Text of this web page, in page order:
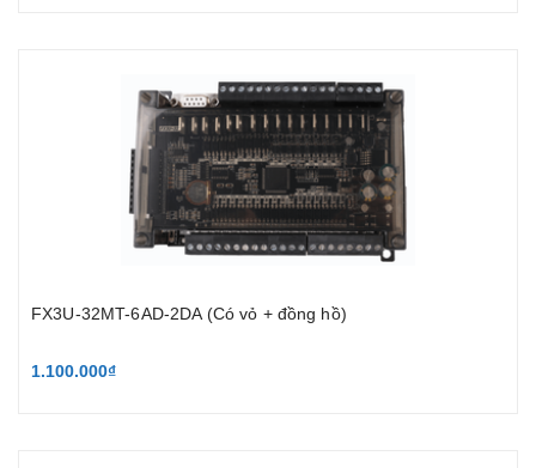
FX3U-32MT-6AD-2DA (Có vỏ + đồng hồ)
1.100.000₫